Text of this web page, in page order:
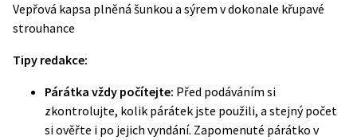
Vepřová kapsa plněná šunkou a sýrem v dokonale křupavé
strouhance
Tipy redakce:
Párátka vždy počítejte: Před podáváním si
zkontrolujte, kolik párátek jste použili, a stejný počet
si ověřte i po jejich vyndání. Zapomenuté párátko v